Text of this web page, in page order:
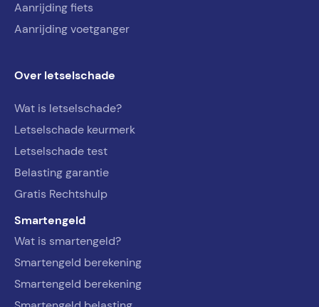
Aanrijding fiets
Aanrijding voetganger
Over letselschade
Wat is letselschade?
Letselschade keurmerk
Letselschade test
Belasting garantie
Gratis Rechtshulp
Smartengeld
Wat is smartengeld?
Smartengeld berekening
Smartengeld berekening